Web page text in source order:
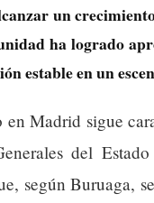
un
ha logrado
estable en un
Madrid sigue
del
según Buruaga,